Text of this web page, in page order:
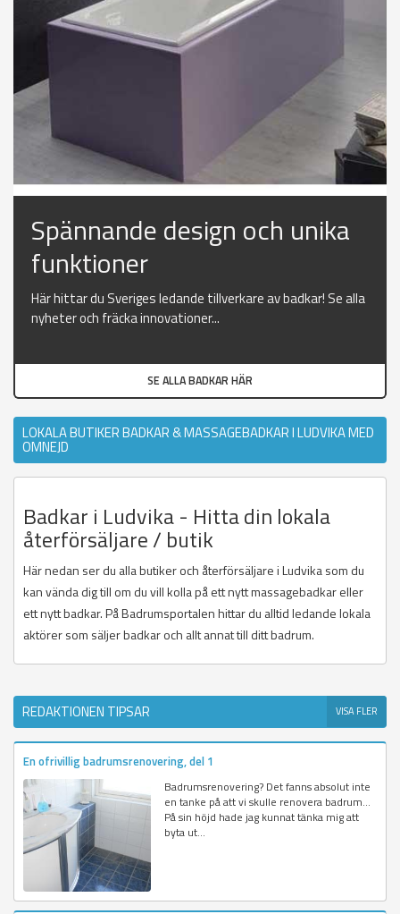
Spännande design och unika
funktioner
Här hittar du Sveriges ledande tillverkare av badkar! Se alla
nyheter och fräcka innovationer...
SE ALLA BADKAR HÄR
LOKALA BUTIKER BADKAR & MASSAGEBADKAR I LUDVIKA MED
OMNEJD
Badkar i Ludvika - Hitta din lokala
återförsäljare / butik
Här nedan ser du alla butiker och återförsäljare i Ludvika som du
kan vända dig till om du vill kolla på ett nytt massagebadkar eller
ett nytt badkar. På Badrumsportalen hittar du alltid ledande lokala
aktörer som säljer badkar och allt annat till ditt badrum.
REDAKTIONEN TIPSAR VISA FLER
En ofrivillig badrumsrenovering, del 1
Badrumsrenovering? Det fanns absolut inte
en tanke på att vi skulle renovera badrum...
På sin höjd hade jag kunnat tänka mig att
byta ut...